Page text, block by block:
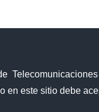
este sitio debe